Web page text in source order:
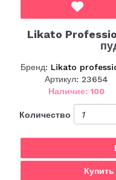
Likato
Бренд: Likato
Артикул: 23654
Наличие: 100
Количество